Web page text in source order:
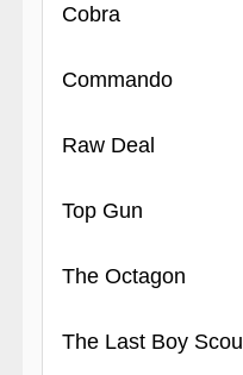
Cobra
Commando
Raw Deal
Top Gun
The Octagon
The Last Boy